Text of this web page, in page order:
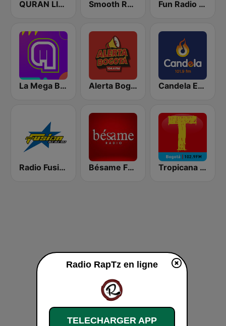
QURAN LIVE RADIO Smooth Radio UK Fun Radio FRANCE
La Mega Bogotá Alerta Bogotá 104.4 FM Candela Estereo 101.9 FM
Radio Fusion Bésame FM Bogotá Tropicana Bogotá
Radio RapTz en ligne
TELECHARGER APP